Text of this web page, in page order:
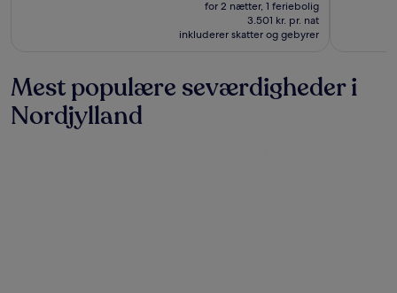
var
12.158 kr.,
se
om
standardprisen
for 2 nætter, 1 feriebolig
3.501 kr. pr. nat
inkluderer skatter og gebyrer
Mest populære seværdigheder i
Nordjylland